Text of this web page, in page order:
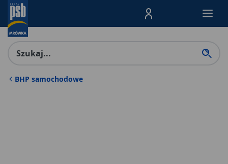
Menu Produktów,
BHP samochodowe